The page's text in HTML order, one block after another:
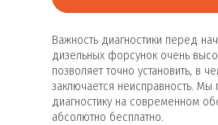
Важность диагностики перед
дизельных форсунок очень
позволяет точно установить, в
заключается неисправность.
диагностику на современном
абсолютно бесплатно.